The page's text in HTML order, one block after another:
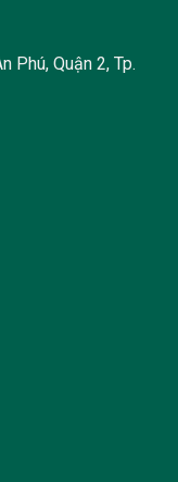
Phú, Quận 2, Tp.